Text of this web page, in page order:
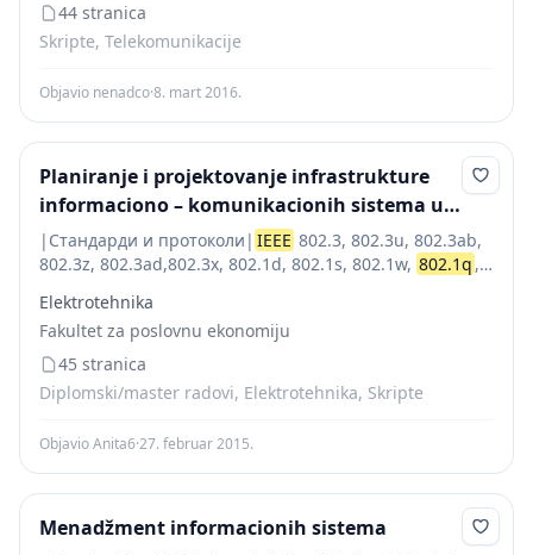
44 stranica
Skripte, Telekomunikacije
Objavio nenadco·8. mart 2016.
Planiranje i projektovanje infrastrukture
informaciono – komunikacionih sistema u
savremenim poslovnim objektima
|Стандарди и протоколи| IEEE 802.3, 802.3u, 802.3ab,
802.3z, 802.3ad,802.3x, 802.1d, 802.1s, 802.1w, 802.1q ,
10/100Mbps Auto-Negotiation RJ45 ports
(AutoMDI/MDIX)2 10/100/1000Mbps Auto-Negotiation
RJ45 ports(Auto MDI/MDIX)2 Gigabit SFP ports1
Console...
Elektrotehnika
Fakultet za poslovnu ekonomiju
45 stranica
Diplomski/master radovi, Elektrotehnika, Skripte
Objavio Anita6·27. februar 2015.
Menadžment informacionih sistema